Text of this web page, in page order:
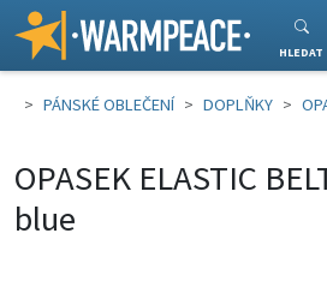
Warmpeace
HLEDAT
PÁNSKÉ OBLEČENÍ DOPLŇKY
OPASEK ELASTIC
blue